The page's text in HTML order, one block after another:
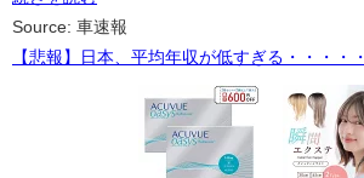
Source: 車速報
【悲報】日本、平均年収が低すぎる・・・・・